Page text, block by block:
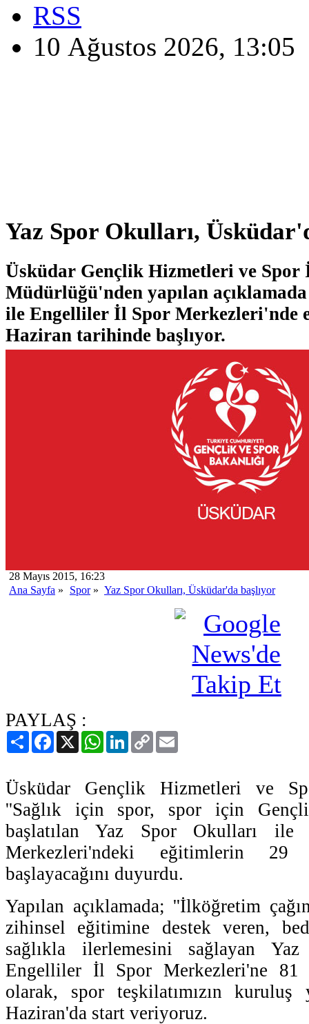
RSS
10 Ağustos 2026, 13:05
Yaz Spor Okulları,
Üsküdar Gençlik Hizmetleri ve Spor
Müdürlüğü'nden yapılan
ile Engelliler İl Spor Merkezleri'nde
Haziran tarihinde başlıyor.
28 Mayıs 2015, 16:23
Ana Sayfa » Spor» Yaz Spor Okulları, Üsküdar'da başlıyor
PAYLAŞ :
PaylaşFacebook
X WhatsAppLinkedIn
Copy
Link
Üsküdar Gençlik Hizmetleri ve
''Sağlık için spor, spor için
başlatılan Yaz Spor Okulları
Merkezleri'ndeki eğitimlerin 29
başlayacağını duyurdu.
Yapılan açıklamada; ''İlköğretim
zihinsel eğitimine destek veren,
sağlıkla ilerlemesini sağlayan
Engelliler İl Spor Merkezleri'ne 81
olarak, spor teşkilatımızın
Haziran'da start veriyoruz.